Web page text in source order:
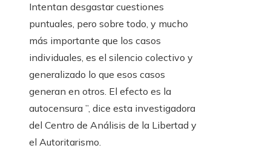
Intentan desgastar cuestiones
puntuales, pero sobre todo, y mucho
más importante que los casos
individuales, es el silencio colectivo y
generalizado lo que esos casos
generan en otros. El efecto es la
autocensura ”, dice esta investigadora
del Centro de Análisis de la Libertad y
el Autoritarismo.